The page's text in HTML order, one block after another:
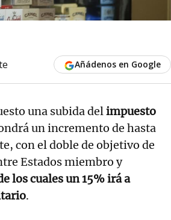
Añádenos en Google
una subida delimpuesto
un incremento de hasta
con el doble de objetivo de
Estados miembro y
los cuales un 15% irá a
.